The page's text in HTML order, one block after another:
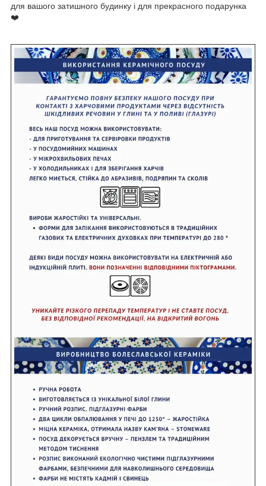
для вашого затишного будинку і для прекрасного подарунка
❤️